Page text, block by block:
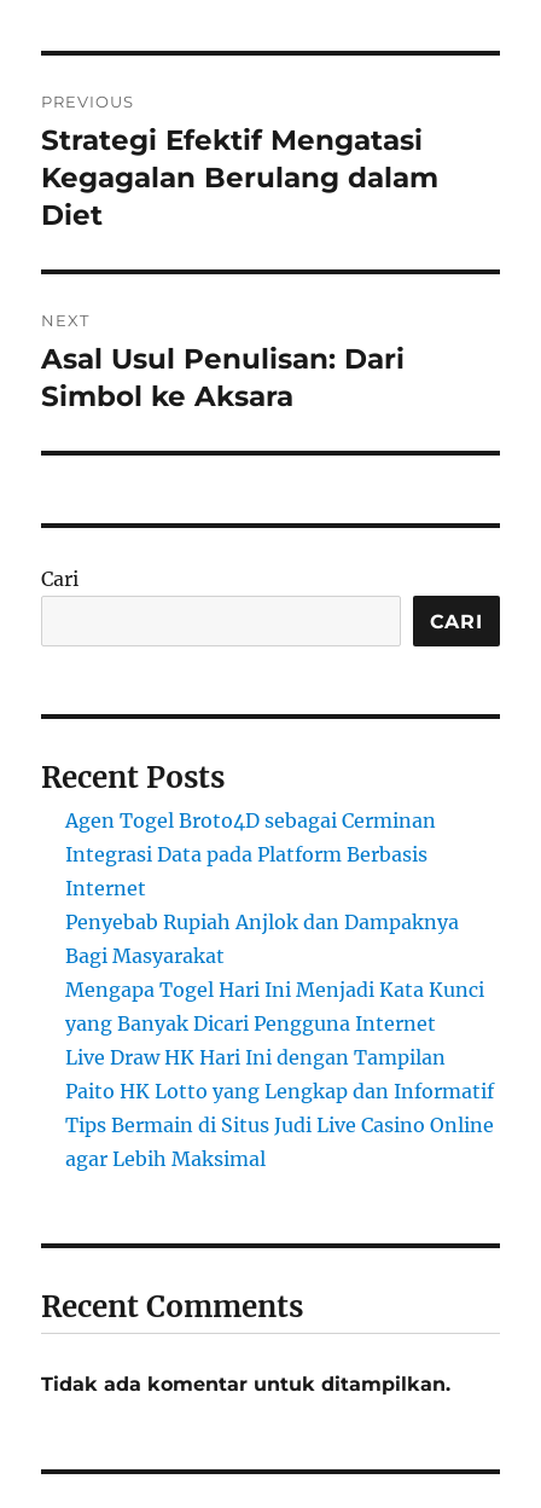
pos
PREVIOUS
Previous
post:
Strategi Efektif Mengatasi
Kegagalan Berulang dalam
Diet
NEXT
Next
post:
Asal Usul Penulisan: Dari
Simbol ke Aksara
Cari
CARI
Recent Posts
Agen Togel Broto4D sebagai Cerminan
Integrasi Data pada Platform Berbasis
Internet
Penyebab Rupiah Anjlok dan Dampaknya
Bagi Masyarakat
Mengapa Togel Hari Ini Menjadi Kata Kunci
yang Banyak Dicari Pengguna Internet
Live Draw HK Hari Ini dengan Tampilan
Paito HK Lotto yang Lengkap dan Informatif
Tips Bermain di Situs Judi Live Casino Online
agar Lebih Maksimal
Recent Comments
Tidak ada komentar untuk ditampilkan.